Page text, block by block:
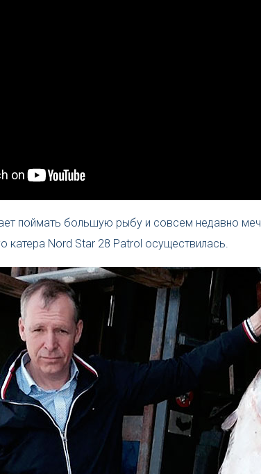
поймать большую рыбу и совсем недавно
катера Nord Star 28 Patrol осуществилась.